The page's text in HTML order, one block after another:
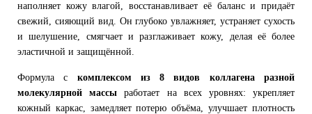
наполняет кожу влагой, восстанавливает её баланс и придаёт
свежий, сияющий вид. Он глубоко увлажняет, устраняет сухость
и шелушение, смягчает и разглаживает кожу, делая её более
эластичной и защищённой.
Формула с комплексом из 8 видов коллагена разной
молекулярной массы работает на всех уровнях: укрепляет
кожный каркас, замедляет потерю объёма, улучшает плотность